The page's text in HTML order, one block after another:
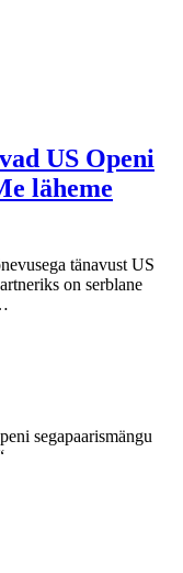
US Openi
läheme
tänavust US
on serblane
segapaarismängu